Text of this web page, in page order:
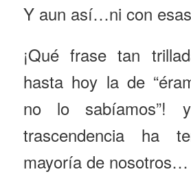
Y aun así…ni con
¡Qué frase tan
hasta hoy la de
no lo sabíamos”!
trascendencia ha
mayoría de nosotros…